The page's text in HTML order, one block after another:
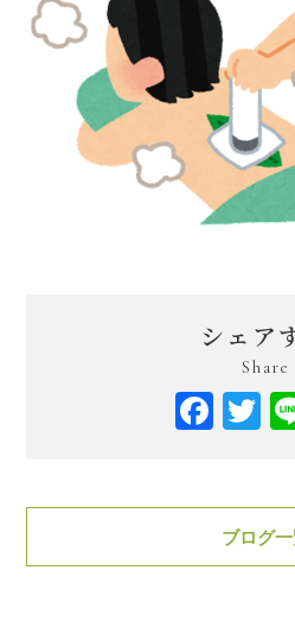
シェア
Share
ブログ